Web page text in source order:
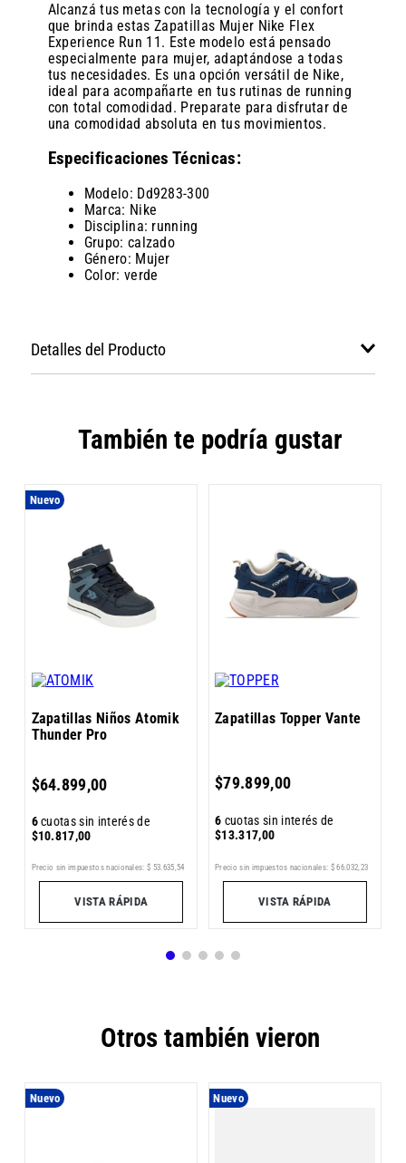
Alcanzá tus metas con la tecnología y el confort
que brinda estas Zapatillas Mujer Nike Flex
Experience Run 11. Este modelo está pensado
especialmente para mujer, adaptándose a todas
tus necesidades. Es una opción versátil de Nike,
ideal para acompañarte en tus rutinas de running
con total comodidad. Preparate para disfrutar de
una comodidad absoluta en tus movimientos.
Especificaciones Técnicas:
Modelo: Dd9283-300
Marca: Nike
Disciplina: running
Grupo: calzado
Género: Mujer
Color: verde
Detalles del Producto
También te podría gustar
Nuevo
Zapatillas Niños Atomik
Thunder Pro
$64.899,00
6cuotas sin interés de
$10.817,00
Precio sin impuestos nacionales: $ 53.635,54
VISTA RÁPIDA
Zapatillas Topper Vante
$79.899,00
6 cuotas sin interés de
$13.317,00
Precio sin impuestos nacionales: $ 66.032,23
VISTA RÁPIDA
Otros también vieron
Nuevo Nuevo